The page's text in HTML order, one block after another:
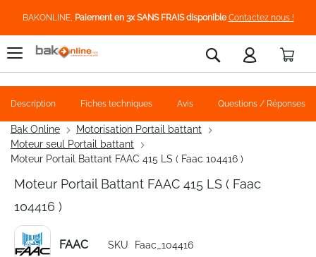
BAKONLINE, Paiement en 3x SANS FRAIS disponible Contactez nous !
Rechercher
Bak Online
Motorisation Portail battant
Moteur seul Portail battant
Moteur Portail Battant FAAC 415 LS ( Faac 104416 )
Moteur Portail Battant FAAC 415 LS ( Faac
104416 )
FAAC SKU Faac_104416
Description Fiches techniques Avis Questions / Réponses